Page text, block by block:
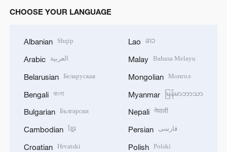
CHOOSE YOUR LANGUAGE
Albanian Shqip
Arabic العربية
Belarusian Беларуская
Bengali বাংলা
Bulgarian Български
Cambodian ខ្មែរ
Croatian Hrvatski
Lao ລາວ
Malay Bahasa Melayu
Mongolian Монгол
Myanmar မြန်မာဘာသာ
Nepali नेपाली
Persian فارسی
Polish Polski